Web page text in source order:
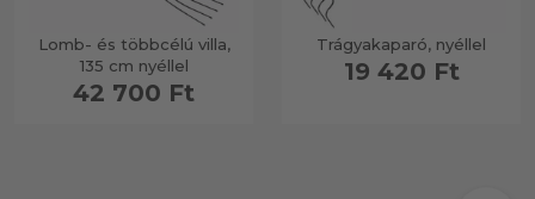
Lomb- és többcélú villa,
135 cm nyéllel
42 700 Ft
Trágyakaparó, nyéllel
19 420 Ft